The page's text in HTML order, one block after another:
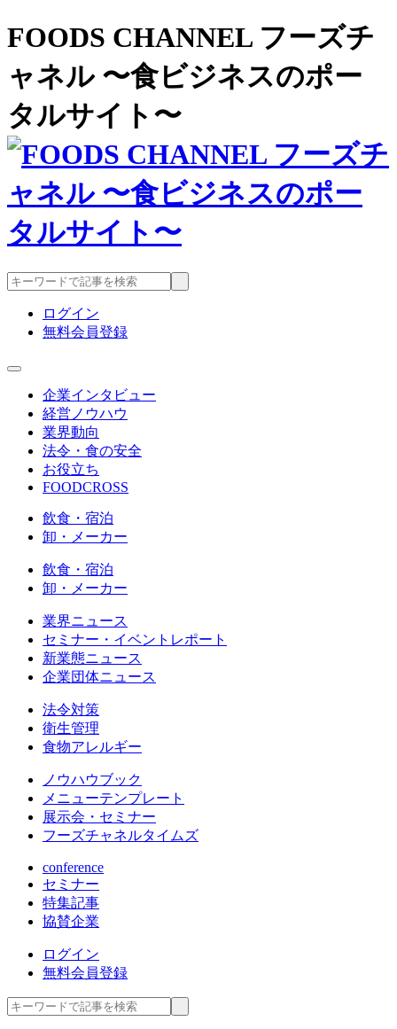
FOODS CHANNEL フーズチ
ャネル 〜食ビジネスのポー
タルサイト〜
ログイン
無料会員登録
企業インタビュー
経営ノウハウ
業界動向
法令・食の安全
お役立ち
FOODCROSS
飲食・宿泊
卸・メーカー
飲食・宿泊
卸・メーカー
業界ニュース
セミナー・イベントレポート
新業態ニュース
企業団体ニュース
法令対策
衛生管理
食物アレルギー
ノウハウブック
メニューテンプレート
展示会・セミナー
フーズチャネルタイムズ
conference
セミナー
特集記事
協賛企業
ログイン
無料会員登録